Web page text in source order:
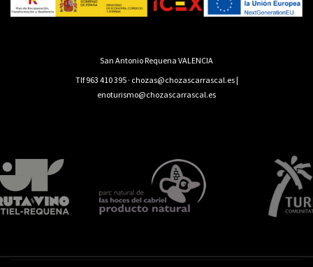
San Antonio Requena VALENCIA
Tlf 963 410 395· chozas@chozascarrascal.es|
enoturismo@chozascarrascal.es